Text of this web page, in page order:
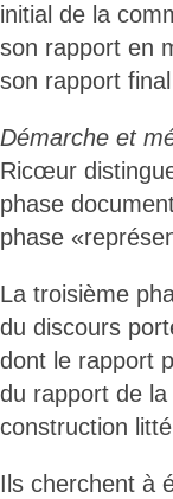
initial de la
son rapport en
son rapport
Démarche et
Ricœur
phase
phase
La troisième
du discours
dont le rapport
du rapport de
construction
Ils cherchent à